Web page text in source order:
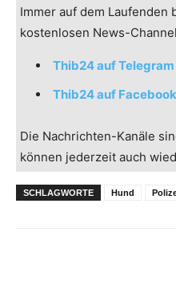
Immer auf dem Laufenden
kostenlosen News-
Thib24 auf Telegram
Thib24 auf Facebook
Die Nachrichten-Kanäle
können jederzeit auch
SCHLAGWORTE Hund